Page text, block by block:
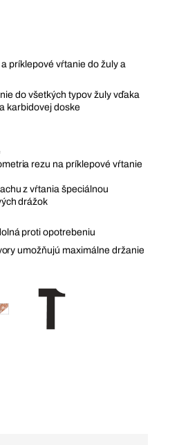
príklepové vŕtanie do žuly a
do všetkých typov žuly vďaka
karbidovej doske
rezu na príklepové vŕtanie
z vŕtania špeciálnou
drážok
proti opotrebeniu
umožňujú maximálne držanie